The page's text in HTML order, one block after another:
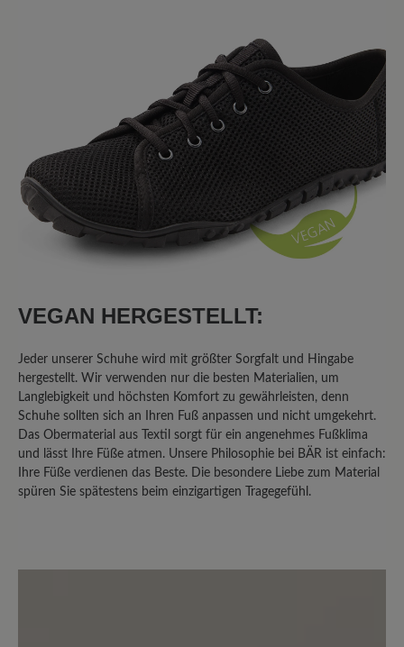
VEGAN HERGESTELLT:
Jeder unserer Schuhe wird mit größter Sorgfalt und Hingabe
hergestellt. Wir verwenden nur die besten Materialien, um
Langlebigkeit und höchsten Komfort zu gewährleisten, denn
Schuhe sollten sich an Ihren Fuß anpassen und nicht umgekehrt.
Das Obermaterial aus Textil sorgt für ein angenehmes Fußklima
und lässt Ihre Füße atmen. Unsere Philosophie bei BÄR ist einfach:
Ihre Füße verdienen das Beste. Die besondere Liebe zum Material
spüren Sie spätestens beim einzigartigen Tragegefühl.